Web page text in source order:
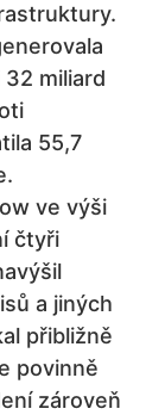
miliard
55,7
ve výši
čtyři
a jiných
přibližně
povinně
zároveň